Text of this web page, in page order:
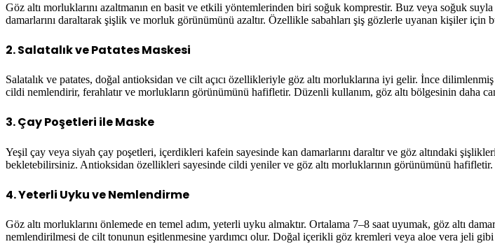
Göz altı morluklarını azaltmanın en basit ve etkili yöntemlerinden biri soğuk komprestir. Buz veya soğuk
damarlarını daraltarak şişlik ve morluk görünümünü azaltır. Özellikle sabahları şiş gözlerle uyanan kişiler için
2. Salatalık ve Patates Maskesi
Salatalık ve patates, doğal antioksidan ve cilt açıcı özellikleriyle göz altı morluklarına iyi gelir. İnce
cildi nemlendirir, ferahlatır ve morlukların görünümünü hafifletir. Düzenli kullanım, göz altı bölgesinin daha
3. Çay Poşetleri ile Maske
Yeşil çay veya siyah çay poşetleri, içerdikleri kafein sayesinde kan damarlarını daraltır ve göz altındaki
bekletebilirsiniz. Antioksidan özellikleri sayesinde cildi yeniler ve göz altı morluklarının görünümünü hafifletir.
4. Yeterli Uyku ve Nemlendirme
Göz altı morluklarını önlemede en temel adım, yeterli uyku almaktır. Ortalama 7–8 saat uyumak, göz altı
nemlendirilmesi de cilt tonunun eşitlenmesine yardımcı olur. Doğal içerikli göz kremleri veya aloe vera jeli gibi